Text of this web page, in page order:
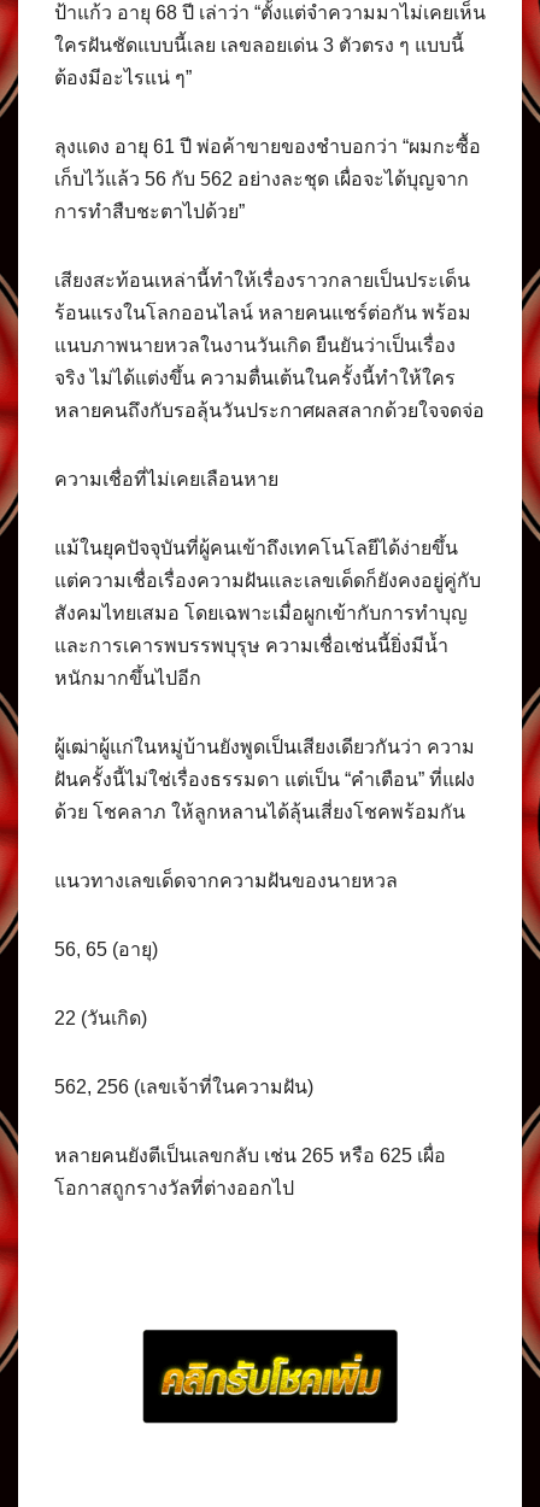
ป้าแก้ว อายุ 68 ปี เล่าว่า “ตั้งแต่จำความมาไม่เคยเห็น
ใครฝันชัดแบบนี้เลย เลขลอยเด่น 3 ตัวตรง ๆ แบบนี้
ต้องมีอะไรแน่ ๆ”
ลุงแดง อายุ 61 ปี พ่อค้าขายของชำบอกว่า “ผมกะซื้อ
เก็บไว้แล้ว 56 กับ 562 อย่างละชุด เผื่อจะได้บุญจาก
การทำสืบชะตาไปด้วย”
เสียงสะท้อนเหล่านี้ทำให้เรื่องราวกลายเป็นประเด็น
ร้อนแรงในโลกออนไลน์ หลายคนแชร์ต่อกัน พร้อม
แนบภาพนายหวลในงานวันเกิด ยืนยันว่าเป็นเรื่อง
จริง ไม่ได้แต่งขึ้น ความตื่นเต้นในครั้งนี้ทำให้ใคร
หลายคนถึงกับรอลุ้นวันประกาศผลสลากด้วยใจจดจ่อ
ความเชื่อที่ไม่เคยเลือนหาย
แม้ในยุคปัจจุบันที่ผู้คนเข้าถึงเทคโนโลยีได้ง่ายขึ้น
แต่ความเชื่อเรื่องความฝันและเลขเด็ดก็ยังคงอยู่คู่กับ
สังคมไทยเสมอ โดยเฉพาะเมื่อผูกเข้ากับการทำบุญ
และการเคารพบรรพบุรุษ ความเชื่อเช่นนี้ยิ่งมีน้ำ
หนักมากขึ้นไปอีก
ผู้เฒ่าผู้แก่ในหมู่บ้านยังพูดเป็นเสียงเดียวกันว่า ความ
ฝันครั้งนี้ไม่ใช่เรื่องธรรมดา แต่เป็น “คำเตือน” ที่แฝง
ด้วย โชคลาภ ให้ลูกหลานได้ลุ้นเสี่ยงโชคพร้อมกัน
แนวทางเลขเด็ดจากความฝันของนายหวล
56, 65 (อายุ)
22 (วันเกิด)
562, 256 (เลขเจ้าที่ในความฝัน)
หลายคนยังตีเป็นเลขกลับ เช่น 265 หรือ 625 เผื่อ
โอกาสถูกรางวัลที่ต่างออกไป